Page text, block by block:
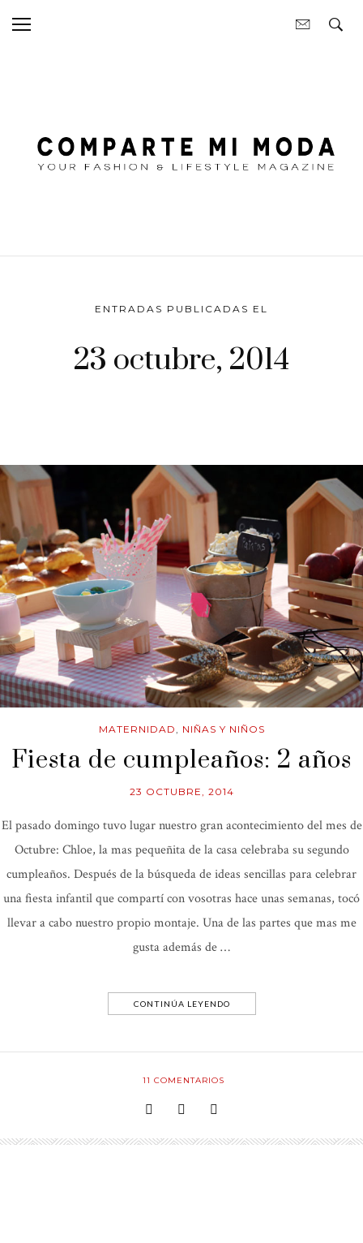
ENTRADAS PUBLICADAS EL
23 octubre, 2014
MATERNIDAD, NIÑAS Y NIÑOS
Fiesta de cumpleaños: 2 años
23 OCTUBRE, 2014
El pasado domingo tuvo lugar nuestro gran acontecimiento del mes de
Octubre: Chloe, la mas pequeñita de la casa celebraba su segundo
cumpleaños. Después de la búsqueda de ideas sencillas para celebrar
una fiesta infantil que compartí con vosotras hace unas semanas, tocó
llevar a cabo nuestro propio montaje. Una de las partes que mas me
gusta además de …
CONTINÚA LEYENDO
11 COMENTARIOS